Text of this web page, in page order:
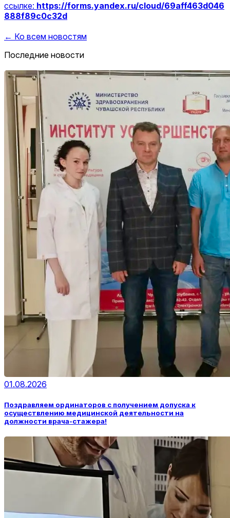
ссылке: https://forms.yandex.ru/cloud/69aff463d046
888f89c0c32d
← Ко всем новостям
Последние новости
01.08.2026
Поздравляем ординаторов с получением допуска к
осуществлению медицинской деятельности на
должности врача-стажера!